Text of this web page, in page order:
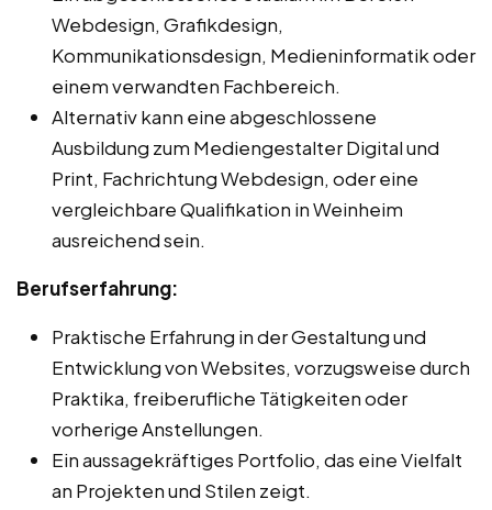
Webdesign, Grafikdesign,
Kommunikationsdesign, Medieninformatik oder
einem verwandten Fachbereich.
Alternativ kann eine abgeschlossene
Ausbildung zum Mediengestalter Digital und
Print, Fachrichtung Webdesign, oder eine
vergleichbare Qualifikation in Weinheim
ausreichend sein.
Berufserfahrung:
Praktische Erfahrung in der Gestaltung und
Entwicklung von Websites, vorzugsweise durch
Praktika, freiberufliche Tätigkeiten oder
vorherige Anstellungen.
Ein aussagekräftiges Portfolio, das eine Vielfalt
an Projekten und Stilen zeigt.